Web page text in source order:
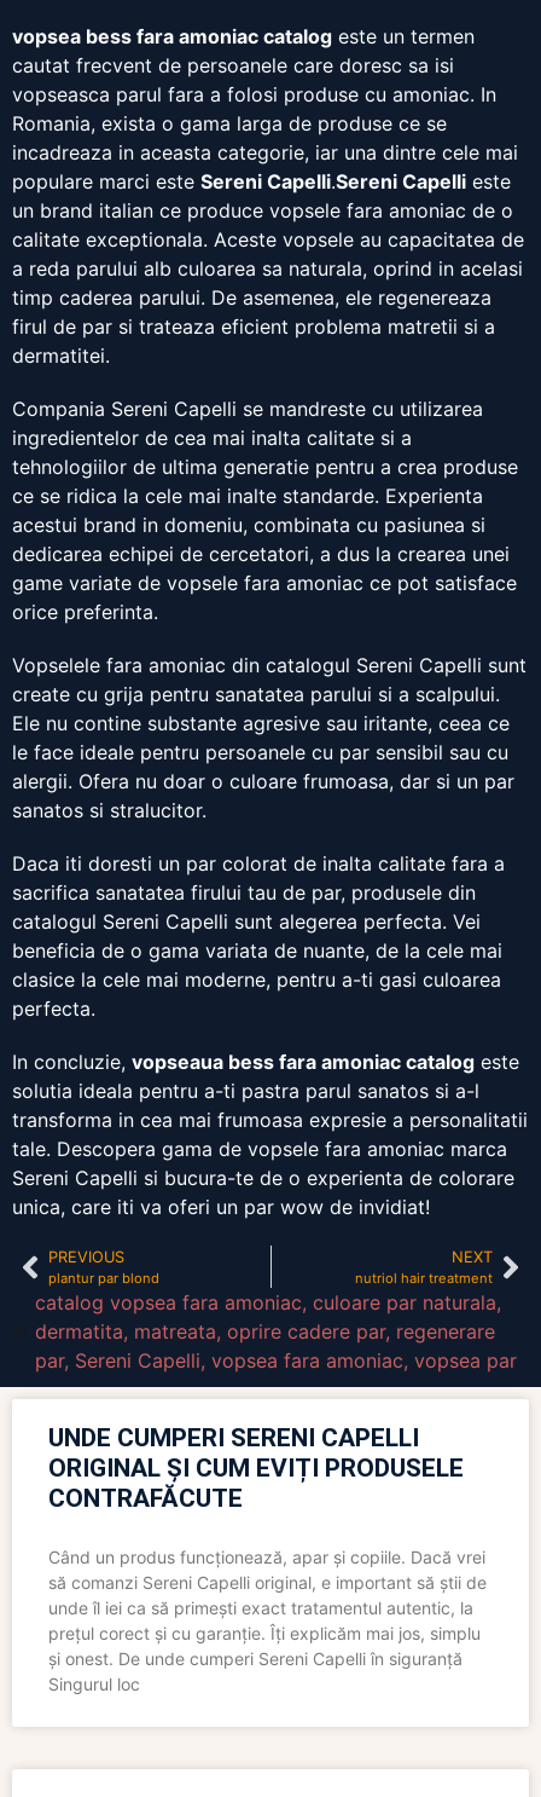
vopsea bess fara amoniac catalog este un termen
cautat frecvent de persoanele care doresc sa isi
vopseasca parul fara a folosi produse cu amoniac. In
Romania, exista o gama larga de produse ce se
incadreaza in aceasta categorie, iar una dintre cele mai
populare marci este Sereni Capelli.Sereni Capelli este
un brand italian ce produce vopsele fara amoniac de o
calitate exceptionala. Aceste vopsele au capacitatea de
a reda parului alb culoarea sa naturala, oprind in acelasi
timp caderea parului. De asemenea, ele regenereaza
firul de par si trateaza eficient problema matretii si a
dermatitei.
Compania Sereni Capelli se mandreste cu utilizarea
ingredientelor de cea mai inalta calitate si a
tehnologiilor de ultima generatie pentru a crea produse
ce se ridica la cele mai inalte standarde. Experienta
acestui brand in domeniu, combinata cu pasiunea si
dedicarea echipei de cercetatori, a dus la crearea unei
game variate de vopsele fara amoniac ce pot satisface
orice preferinta.
Vopselele fara amoniac din catalogul Sereni Capelli sunt
create cu grija pentru sanatatea parului si a scalpului.
Ele nu contine substante agresive sau iritante, ceea ce
le face ideale pentru persoanele cu par sensibil sau cu
alergii. Ofera nu doar o culoare frumoasa, dar si un par
sanatos si stralucitor.
Daca iti doresti un par colorat de inalta calitate fara a
sacrifica sanatatea firului tau de par, produsele din
catalogul Sereni Capelli sunt alegerea perfecta. Vei
beneficia de o gama variata de nuante, de la cele mai
clasice la cele mai moderne, pentru a-ti gasi culoarea
perfecta.
In concluzie, vopseaua bess fara amoniac catalog este
solutia ideala pentru a-ti pastra parul sanatos si a-l
transforma in cea mai frumoasa expresie a personalitatii
tale. Descopera gama de vopsele fara amoniac marca
Sereni Capelli si bucura-te de o experienta de colorare
unica, care iti va oferi un par wow de invidiat!
PREVIOUS
plantur par blond
NEXT
nutriol hair treatment
catalog vopsea fara amoniac, culoare par naturala,
dermatita, matreata, oprire cadere par, regenerare
par, Sereni Capelli, vopsea fara amoniac, vopsea par
UNDE CUMPERI SERENI CAPELLI
ORIGINAL ȘI CUM EVIȚI PRODUSELE
CONTRAFĂCUTE
Când un produs funcționează, apar și copiile. Dacă vrei
să comanzi Sereni Capelli original, e important să știi de
unde îl iei ca să primești exact tratamentul autentic, la
prețul corect și cu garanție. Îți explicăm mai jos, simplu
și onest. De unde cumperi Sereni Capelli în siguranță
Singurul loc